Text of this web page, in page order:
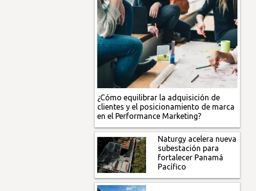
¿Cómo equilibrar la adquisición de
clientes y el posicionamiento de marca
en el Performance Marketing?
Naturgy acelera nueva
subestación para
fortalecer Panamá
Pacífico